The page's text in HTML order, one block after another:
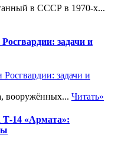
в СССР в 1970-х...
задачи и
вооружённых... Читать»
Т-14 «Армата»: